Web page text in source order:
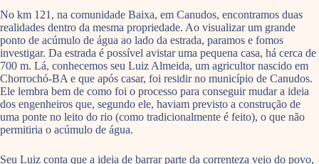
No km 121, na comunidade Baixa, em Canudos, encontramos duas
realidades dentro da mesma propriedade. Ao visualizar um grande
ponto de acúmulo de água ao lado da estrada, paramos e fomos
investigar. Da estrada é possível avistar uma pequena casa, há cerca de
700 m. Lá, conhecemos seu Luiz Almeida, um agricultor nascido em
Chorrochó-BA e que após casar, foi residir no município de Canudos.
Ele lembra bem de como foi o processo para conseguir mudar a ideia
dos engenheiros que, segundo ele, haviam previsto a construção de
uma ponte no leito do rio (como tradicionalmente é feito), o que não
permitiria o acúmulo de água.
Seu Luiz conta que a ideia de barrar parte da correnteza veio do povo,